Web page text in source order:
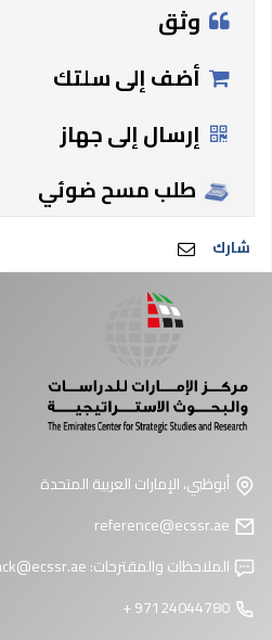
وثق
أضف إلى سلتك
إرسال إلى جهاز
طلب مسح ضوئي
شارك
أبوظبي، الإمارات العربية المتحدة
الملاحظات والمقترحات: